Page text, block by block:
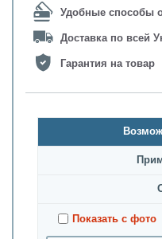
Удобные способы
Доставка по всей
Гарантия на товар
Показать с фото